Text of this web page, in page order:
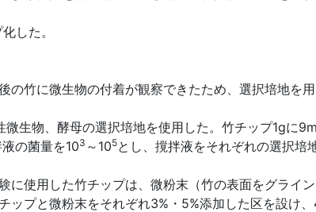
した。
竹に微生物の付着が観察できたため、選択培地を
生物、酵母の選択培地を使用した。竹チップ1gに
の菌量を103 ～105とし、撹拌液をそれぞれの選択培
使用した竹チップは、微粉末（竹の表面をグライ
プと微粉末をそれぞれ3%・5%添加した区を設け